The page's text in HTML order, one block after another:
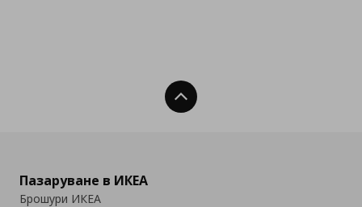
Нагоре
Пазаруване в ИКЕА
Брошури ИКЕА